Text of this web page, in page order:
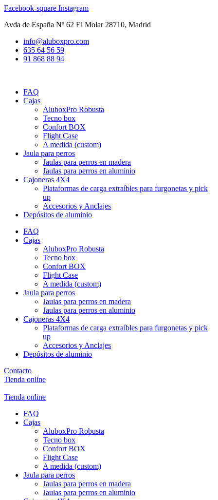
Ir
contenido
Facebook-square Instagram
Avda de España Nº 62 El Molar 28710, Madrid
info@aluboxpro.com
635 64 56 59
91 868 88 94
FAQ
Cajas
AluboxPro Robusta
Tecno box
Confort BOX
Flight Case
A medida (custom)
Jaula para perros
Jaulas para perros en madera
Jaulas para perros en aluminio
Cajoneras 4X4
Plataformas de carga extraíbles para furgonetas y pick
up
Accesorios y Anclajes
Depósitos de aluminio
FAQ
Cajas
AluboxPro Robusta
Tecno box
Confort BOX
Flight Case
A medida (custom)
Jaula para perros
Jaulas para perros en madera
Jaulas para perros en aluminio
Cajoneras 4X4
Plataformas de carga extraíbles para furgonetas y pick
up
Accesorios y Anclajes
Depósitos de aluminio
Contacto
Tienda online
Tienda online
FAQ
Cajas
AluboxPro Robusta
Tecno box
Confort BOX
Flight Case
A medida (custom)
Jaula para perros
Jaulas para perros en madera
Jaulas para perros en aluminio